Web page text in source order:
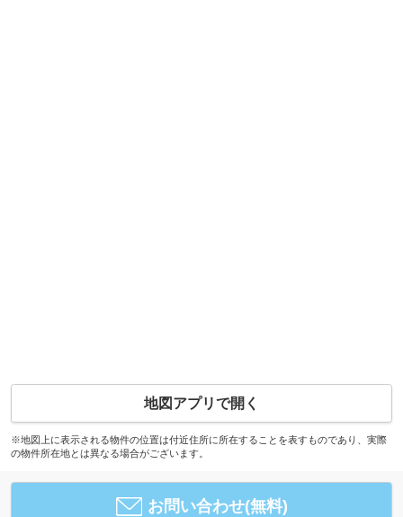
地図アプリで開く
※地図上に表示される物件の位置は付近住所に所在することを表すものであり、実際
の物件所在地とは異なる場合がございます。
お問い合わせ(無料)